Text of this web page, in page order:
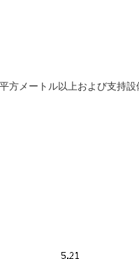
メートル以上および支持